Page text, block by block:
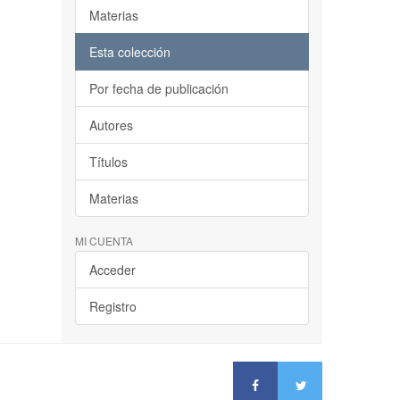
Materias
Esta colección
Por fecha de publicación
Autores
Títulos
Materias
MI CUENTA
Acceder
Registro